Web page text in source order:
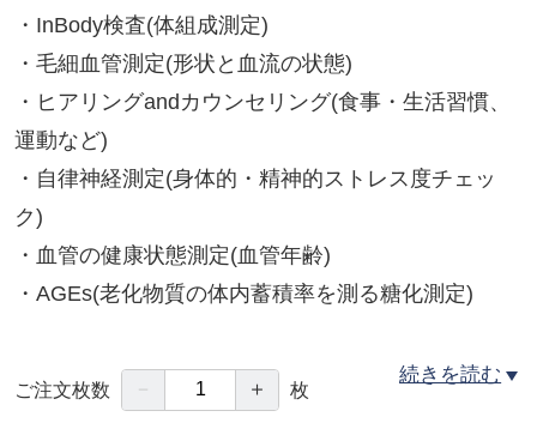
・InBody検査(体組成測定)
・毛細血管測定(形状と血流の状態)
・ヒアリングandカウンセリング(食事・生活習慣、
運動など)
・自律神経測定(身体的・精神的ストレス度チェッ
ク)
・血管の健康状態測定(血管年齢)
・AGEs(老化物質の体内蓄積率を測る糖化測定)
◎開始前の検査＆カウンセリング+終了後の検査＆
カウンセリング
続きを読む
ご注文枚数 － ＋ 枚